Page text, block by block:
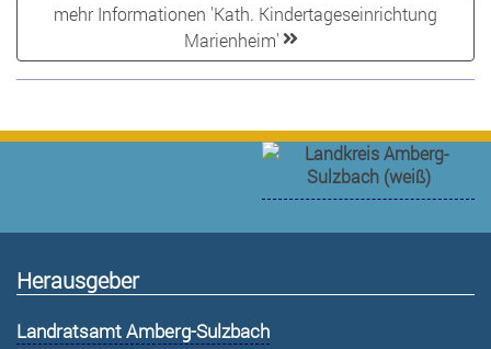
mehr Informationen 'Kath. Kindertageseinrichtung
Marienheim'
Herausgeber
Landratsamt Amberg-Sulzbach